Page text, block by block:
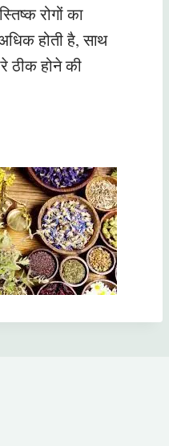
रोगों का
होती है, साथ
ठीक होने की